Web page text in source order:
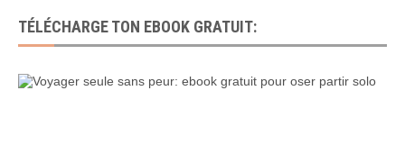
TÉLÉCHARGE TON EBOOK GRATUIT: